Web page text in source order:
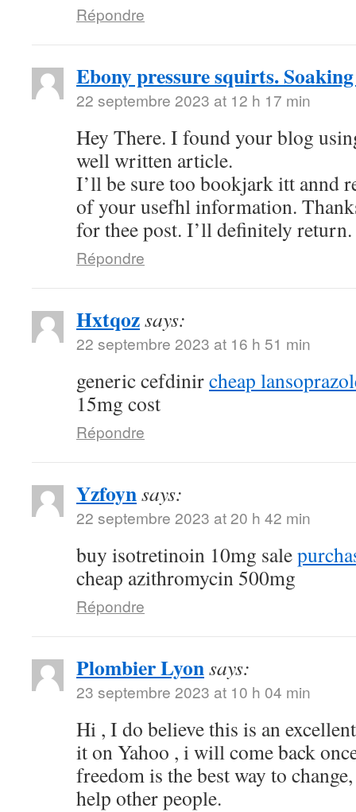
Répondre
Ebony pressure squirts.
22 septembre 2023 at 12 h 17 min
Hey There. I found your blog
well written article.
I’ll be sure too bookjark itt annd
of your usefhl information.
for thee post. I’ll definitely return.
Répondre
Hxtqozsays:
22 septembre 2023 at 16 h 51 min
generic cefdinircheap
15mg cost
Répondre
Yzfoynsays:
22 septembre 2023 at 20 h 42 min
buy isotretinoin 10mg sale
cheap azithromycin 500mg
Répondre
Plombier Lyonsays:
23 septembre 2023 at 10 h 04 min
Hi , I do believe this is an
it on Yahoo , i will come back
freedom is the best way to
help other people.